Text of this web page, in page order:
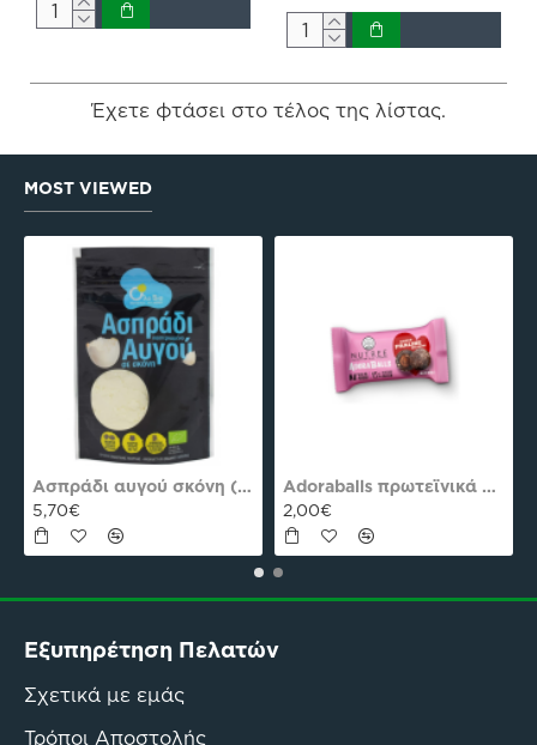
Έχετε φτάσει στο τέλος της λίστας.
MOST VIEWED
Adoraballs πρωτεϊνικά μπαλάκια choco praline delight 40γρ Nutree Χ.ΓΛ
Πεπτίδια Κολλαγόνου 294g Natures Plus
Εξυπηρέτηση Πελατών
Σχετικά με εμάς
Τρόποι Αποστολής